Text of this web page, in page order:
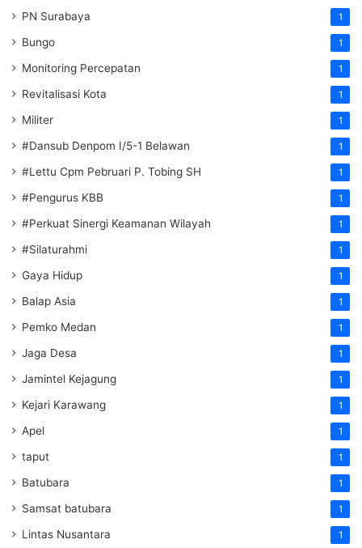
PN Surabaya 1
Bungo 1
Monitoring Percepatan 1
Revitalisasi Kota 1
Militer 1
#Dansub Denpom I/5-1 Belawan 1
#Lettu Cpm Pebruari P. Tobing SH 1
#Pengurus KBB 1
#Perkuat Sinergi Keamanan Wilayah 1
#Silaturahmi 1
Gaya Hidup 1
Balap Asia 1
Pemko Medan 1
Jaga Desa 1
Jamintel Kejagung 1
Kejari Karawang 1
Apel 1
taput 1
Batubara 1
Samsat batubara 1
Lintas Nusantara 1